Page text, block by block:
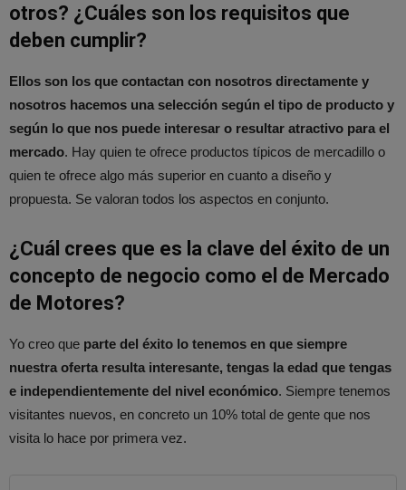
otros? ¿Cuáles son los requisitos que
deben cumplir?
Ellos son los que contactan con nosotros directamente y
nosotros hacemos una selección según el tipo de producto y
según lo que nos puede interesar o resultar atractivo para el
mercado. Hay quien te ofrece productos típicos de mercadillo o
quien te ofrece algo más superior en cuanto a diseño y
propuesta. Se valoran todos los aspectos en conjunto.
¿Cuál crees que es la clave del éxito de un
concepto de negocio como el de Mercado
de Motores?
Yo creo que parte del éxito lo tenemos en que siempre
nuestra oferta resulta interesante, tengas la edad que tengas
e independientemente del nivel económico. Siempre tenemos
visitantes nuevos, en concreto un 10% total de gente que nos
visita lo hace por primera vez.